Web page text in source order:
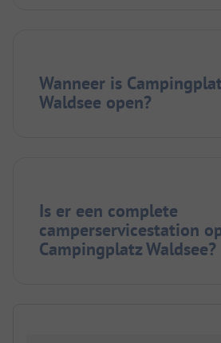
Wanneer is
Waldsee open?
Is er een complete
camperservicestation
Campingplatz Waldsee?